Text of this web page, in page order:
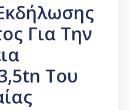
Για Την
Του